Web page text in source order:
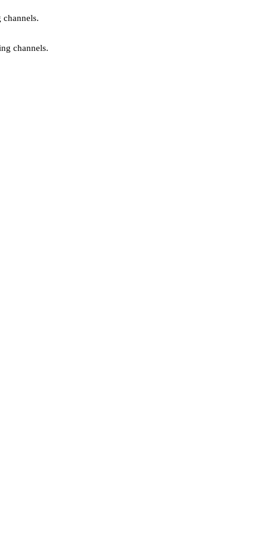
channels.
channels.